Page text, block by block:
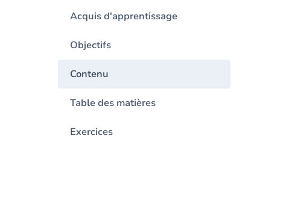
Acquis d'apprentissage
Objectifs
Contenu
Table des matières
Exercices